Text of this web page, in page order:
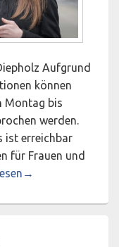
Aufgrund
können
Montag bis
werden.
ist erreichbar
für Frauen und
Erreichbarkeiten des
→